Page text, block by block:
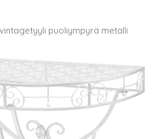
puoliympyrä metalli